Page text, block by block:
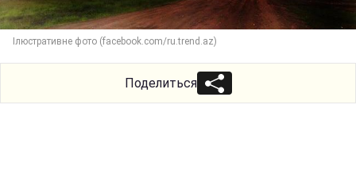
Ілюстративне фото (facebook.com/ru.trend.az)
Поделиться